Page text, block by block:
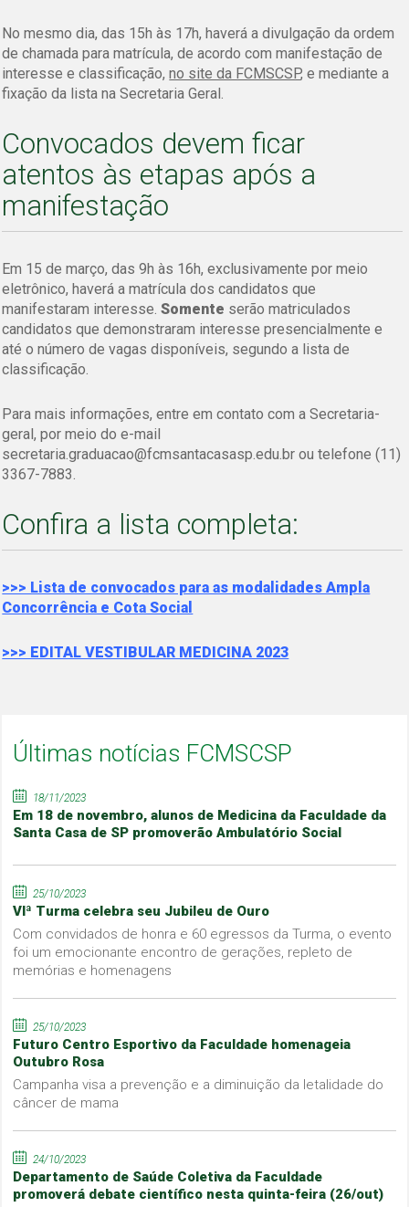
No mesmo dia, das 15h às 17h, haverá a divulgação da ordem
de chamada para matrícula, de acordo com manifestação de
interesse e classificação,no site da FCMSCSP, e mediante a
fixação da lista na Secretaria Geral.
Convocados devem ficar
atentos às etapas após a
manifestação
Em 15 de março, das 9h às 16h, exclusivamente por meio
eletrônico, haverá a matrícula dos candidatos que
manifestaram interesse.Somente serão matriculados
candidatos que demonstraram interesse presencialmente e
até o número de vagas disponíveis, segundo a lista de
classificação.
Para mais informações, entre em contato com a Secretaria-
geral, por meio do e-mail
secretaria.graduacao@fcmsantacasasp.edu.br ou telefone (11)
3367-7883.
Confira a lista completa:
>>> Lista de convocados para as modalidades Ampla
Concorrência e Cota Social
>>> EDITAL VESTIBULAR MEDICINA 2023
Últimas notícias FCMSCSP
18/11/2023
Em 18 de novembro, alunos de Medicina da Faculdade da
Santa Casa de SP promoverão Ambulatório Social
25/10/2023
VIª Turma celebra seu Jubileu de Ouro
Com convidados de honra e 60 egressos da Turma, o evento
foi um emocionante encontro de gerações, repleto de
memórias e homenagens
25/10/2023
Futuro Centro Esportivo da Faculdade homenageia
Outubro Rosa
Campanha visa a prevenção e a diminuição da letalidade do
câncer de mama
24/10/2023
Departamento de Saúde Coletiva da Faculdade
promoverá debate científico nesta quinta-feira (26/out)